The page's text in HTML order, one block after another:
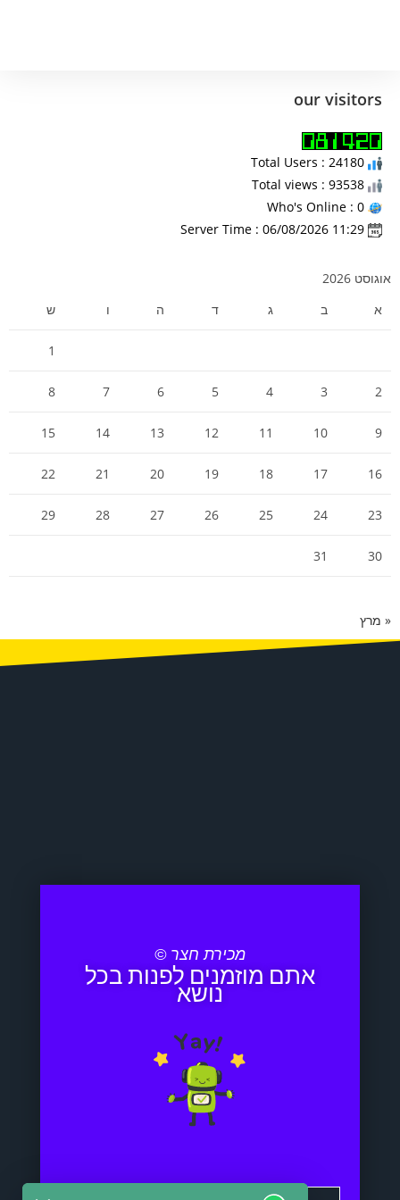
our visitors
אוגוסט 2026
א
ב ג ד ה ו ש
1
2
3
4
5
6
7
8
9
10
11
12
13
14
15
16
17
18
19
20
21
22
23
24
25
26
27
28
29
30
31
« מרץ
מכירת חצר ©
אתם מוזמנים לפנות בכל
נושא